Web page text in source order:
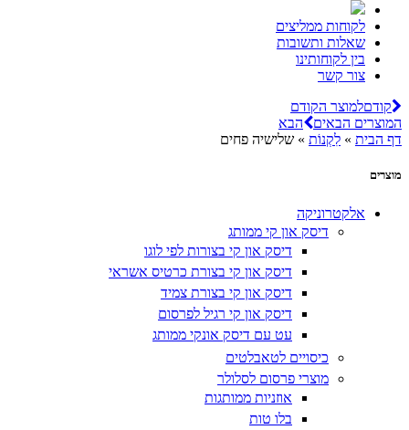
לקוחות ממליצים
שאלות ותשובות
בין לקוחותינו
צור קשר
קודםלמוצר הקודם
המוצרים הבאים
הבא
דף הבית » לִקְנוֹת » שלישיה פחים
מוצרים
אלקטרוניקה
דיסק און קי ממותג
דיסק און קי בצורות לפי לוגו
דיסק און קי בצורת כרטיס אשראי
דיסק און קי בצורת צמיד
דיסק און קי רגיל לפרסום
עט עם דיסק אונקי ממותג
כיסויים לטאבלטים
מוצרי פרסום לסלולר
אוזניות ממותגות
בלו טות